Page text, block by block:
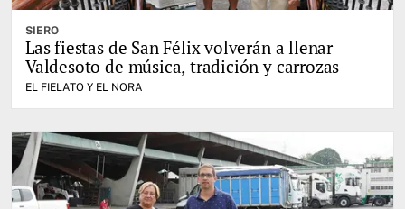
SIERO
Las fiestas de San Félix volverán a llenar
Valdesoto de música, tradición y carrozas
EL FIELATO Y EL NORA